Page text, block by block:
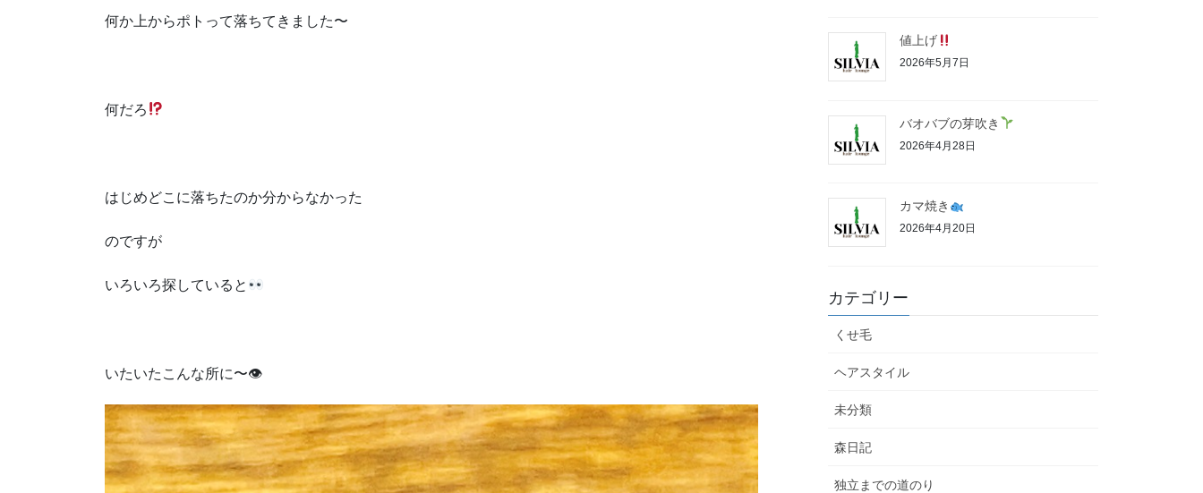
何か上からポトって落ちてきました〜
何だろ
はじめどこに落ちたのか分からなかった
のですが
いろいろ探していると
いたいたこんな所に〜👁
値上げ
2026年5月7日
バオバブの芽吹き
2026年4月28日
カマ焼き
2026年4月20日
カテゴリー
くせ毛
ヘアスタイル
未分類
森日記
独立までの道のり